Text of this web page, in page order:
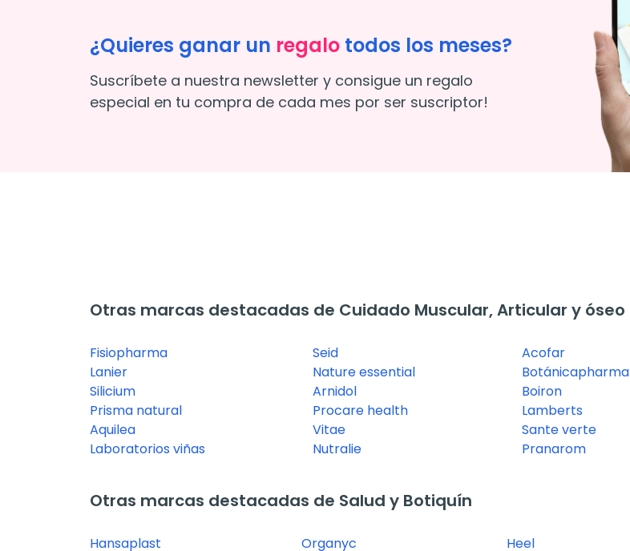
¿Quieres ganar un regalo todos los meses?
Suscríbete a nuestra newsletter y consigue un regalo
especial en tu compra de cada mes por ser suscriptor!
Otras marcas destacadas de Cuidado Muscular, Articular y óseo
Fisiopharma
Lanier
Silicium
Prisma natural
Aquilea
Laboratorios viñas
Seid
Nature essential
Arnidol
Procare health
Vitae
Nutralie
Acofar
Botánicapharma
Boiron
Lamberts
Sante verte
Pranarom
Otras marcas destacadas de Salud y Botiquín
Hansaplast Organyc Heel